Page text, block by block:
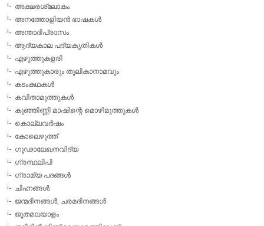
അക്ഷരശ്ലോകം
അനത്തോളിയന്‍ ഭാഷകള്‍
അന്താദിപ്രാസം
ആദ്യകാല പദ്യകൃതികള്‍
എഴുത്തുകളരി
എഴുത്തുകാരും തൂലികാനാമവും
കടംകഥകള്‍
കവിതാമുത്തുകള്‍
കുഞ്ഞിണ്ണി മാഷിന്റെ മൊഴിമുത്തുകള്‍
കൊല്ലവര്‍ഷം
കോലെഴുത്ത്
ഗൂഢാലേഖനവിദ്യ
ഗ്രന്ഥലിപി
ഗ്രാമ്യ പദങ്ങള്‍
ചിഹ്നങ്ങള്‍
ജന്മദിനങ്ങള്‍, ചരമദിനങ്ങള്‍
ജൂതമലയാളം